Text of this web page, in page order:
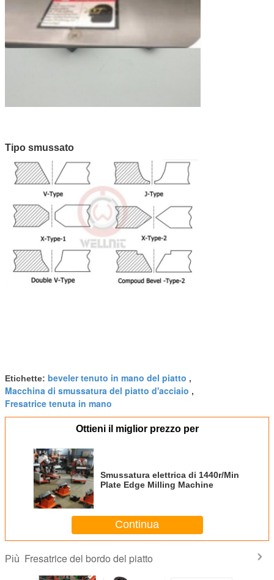
Tipo smussato
Etichette: beveler tenuto in mano del piatto ,
Macchina di smussatura del piatto d'acciaio ,
Fresatrice tenuta in mano
Ottieni il miglior prezzo per
Smussatura elettrica di 1440r/Min
Plate Edge Milling Machine
Continua
Più Fresatrice del bordo del piatto